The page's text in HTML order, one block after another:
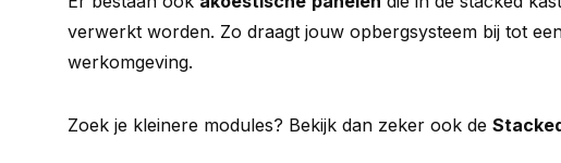
verwerkt worden. Zo draagt jouw opbergsysteem bij tot
werkomgeving.
Zoek je kleinere modules? Bekijk dan zeker ook de